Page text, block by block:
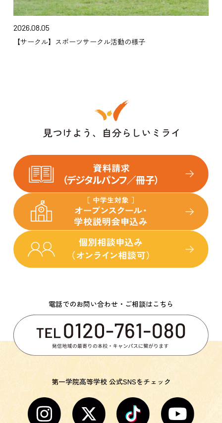
2026.08.05
【サークル】スポーツサークル活動の様子
電話でのお問い合わせ・ご相談はこちら
第一学院高等学校 公式SNSをチェック